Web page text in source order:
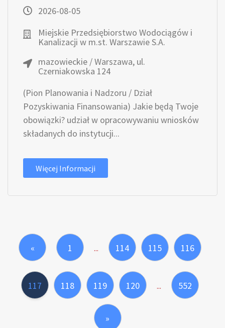
2026-08-05
Miejskie Przedsiębiorstwo Wodociągów i
Kanalizacji w m.st. Warszawie S.A.
mazowieckie / Warszawa, ul.
Czerniakowska 124
(Pion Planowania i Nadzoru / Dział
Pozyskiwania Finansowania) Jakie będą Twoje
obowiązki? udział w opracowywaniu wniosków
składanych do instytucji...
Więcej Informacji
« 1 ... 114 115 116
117 118 119 120 ... 552
»